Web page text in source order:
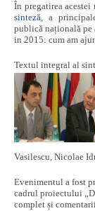
În pregatirea acestei
sinteză, a
publică națională pe
in 2015: cum am
Textul integral al
Vasilescu, Nicolae
Evenimentul a fost
cadrul proiectului
complet și